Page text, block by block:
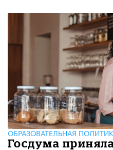
ОБРАЗОВАТЕЛЬНАЯ
Госдума